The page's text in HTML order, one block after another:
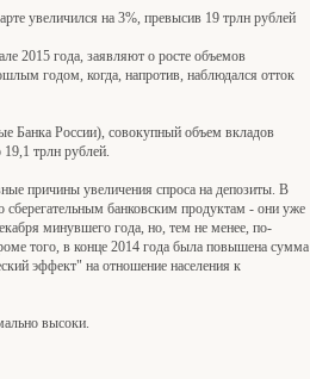
увеличился на 3%, превысив 19 трлн рублей
2015 года, заявляют о росте объемов
годом, когда, напротив, наблюдался отток
Банка России), совокупный объем вкладов
трлн рублей.
причины увеличения спроса на депозиты. В
сберегательным банковским продуктам - они уже
минувшего года, но, тем не менее, по-
того, в конце 2014 года была повышена сумма
эффект" на отношение населения к
высоки.